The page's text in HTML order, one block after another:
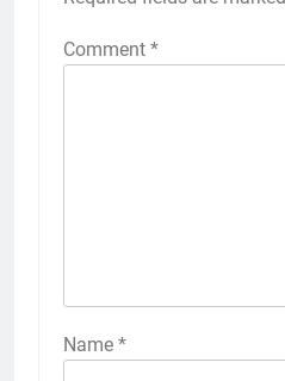
Comment *
Name *